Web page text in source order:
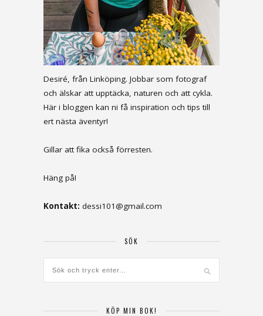
Desiré, från Linköping. Jobbar som fotograf
och älskar att upptäcka, naturen och att cykla.
Här i bloggen kan ni få inspiration och tips till
ert nästa äventyr!
Gillar att fika också förresten.
Häng på!
Kontakt: dessi101@gmail.com
SÖK
KÖP MIN BOK!